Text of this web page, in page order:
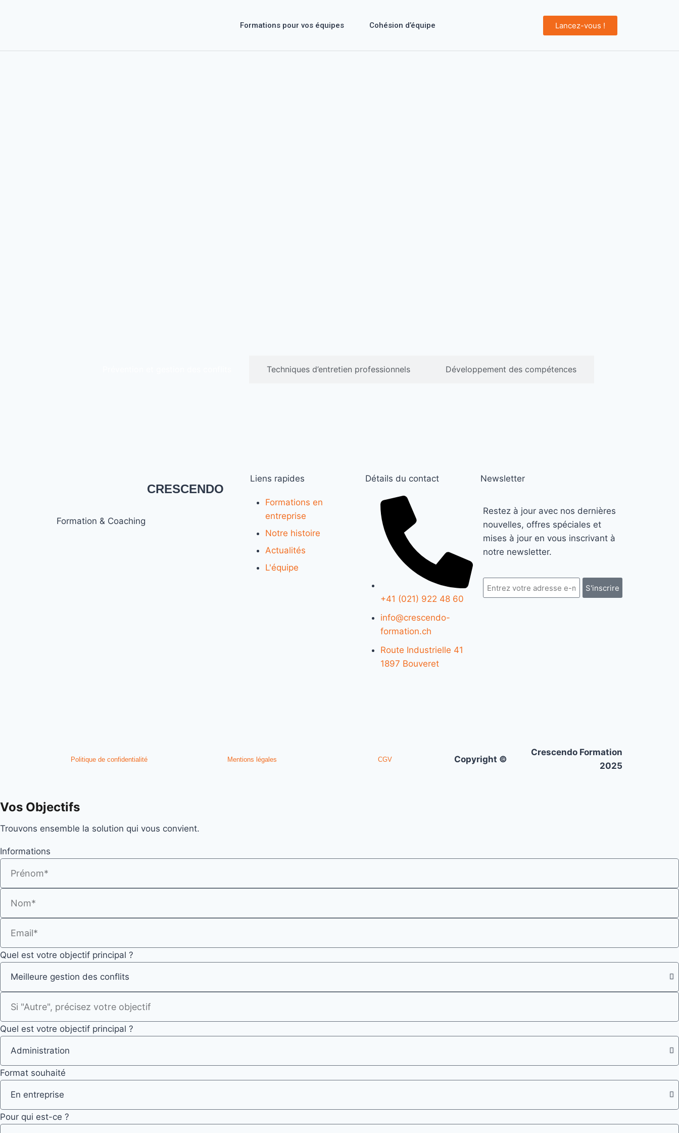
Formations pour vos équipes Cohésion d’équipe Lancez-vous !
Techniques d’entretien professionnels Développement des compétences
CRESCENDO
Formation & Coaching
Liens rapides
Formations en
entreprise
Notre histoire
Actualités
L'équipe
Détails du contact
+41 (021) 922 48 60
info@crescendo-
formation.ch
Route Industrielle 41
1897 Bouveret
Newsletter
Restez à jour avec nos dernières
nouvelles, offres spéciales et
mises à jour en vous inscrivant à
notre newsletter.
S'inscrire
Politique de confidentialité Mentions légales CGV Copyright ©
Crescendo Formation
2025
Vos Objectifs
Trouvons ensemble la solution qui vous convient.
Informations
Quel est votre objectif principal ?
Quel est votre objectif principal ?
Format souhaité
Pour qui est-ce ?